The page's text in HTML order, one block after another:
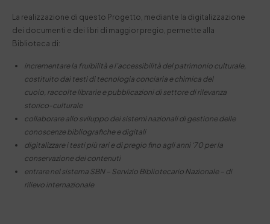
La realizzazione di questo Progetto, mediante la digitalizzazione
dei documenti e dei libri di maggior pregio, permette alla
Biblioteca di:
incrementare la fruibilità e l’accessibilità del patrimonio culturale,
costituito dai testi di tecnologia conciaria e chimica del
cuoio, raccolte librarie e pubblicazioni di settore di rilevanza
storico-culturale
collaborare allo sviluppo dei sistemi nazionali di gestione delle
conoscenze bibliografiche e digitali
digitalizzare i testi più rari e di pregio fino agli anni ‘70 per la
conservazione dei contenuti
entrare nel sistema SBN – Servizio Bibliotecario Nazionale – di
rilievo internazionale